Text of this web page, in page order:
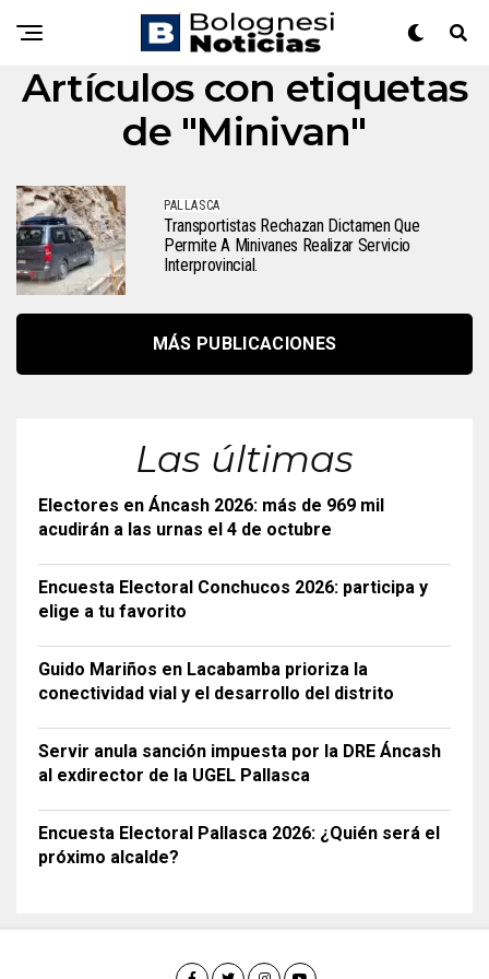
Artículos con etiquetas
de "Minivan"
PALLASCA
Transportistas Rechazan Dictamen Que
Permite A Minivanes Realizar Servicio
Interprovincial.
MÁS PUBLICACIONES
Las últimas
Electores en Áncash 2026: más de 969 mil
acudirán a las urnas el 4 de octubre
Encuesta Electoral Conchucos 2026: participa y
elige a tu favorito
Guido Mariños en Lacabamba prioriza la
conectividad vial y el desarrollo del distrito
Servir anula sanción impuesta por la DRE Áncash
al exdirector de la UGEL Pallasca
Encuesta Electoral Pallasca 2026: ¿Quién será el
próximo alcalde?